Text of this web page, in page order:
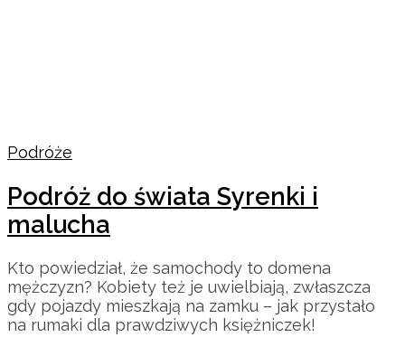
Podróże
Podróż do świata Syrenki i
malucha
Kto powiedział, że samochody to domena
mężczyzn? Kobiety też je uwielbiają, zwłaszcza
gdy pojazdy mieszkają na zamku – jak przystało
na rumaki dla prawdziwych księżniczek!